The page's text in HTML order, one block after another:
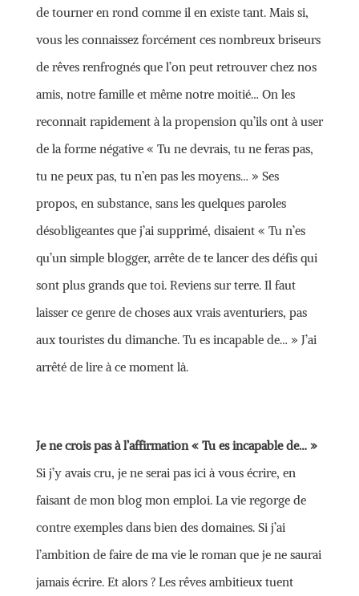
de tourner en rond comme il en existe tant. Mais si,
vous les connaissez forcément ces nombreux briseurs
de rêves renfrognés que l’on peut retrouver chez nos
amis, notre famille et même notre moitié… On les
reconnait rapidement à la propension qu’ils ont à user
de la forme négative « Tu ne devrais, tu ne feras pas,
tu ne peux pas, tu n’en pas les moyens… » Ses
propos, en substance, sans les quelques paroles
désobligeantes que j’ai supprimé, disaient « Tu n’es
qu’un simple blogger, arrête de te lancer des défis qui
sont plus grands que toi. Reviens sur terre. Il faut
laisser ce genre de choses aux vrais aventuriers, pas
aux touristes du dimanche. Tu es incapable de… » J’ai
arrêté de lire à ce moment là.
Je ne crois pas à l’affirmation « Tu es incapable de… »
Si j’y avais cru, je ne serai pas ici à vous écrire, en
faisant de mon blog mon emploi. La vie regorge de
contre exemples dans bien des domaines. Si j’ai
l’ambition de faire de ma vie le roman que je ne saurai
jamais écrire. Et alors ? Les rêves ambitieux tuent